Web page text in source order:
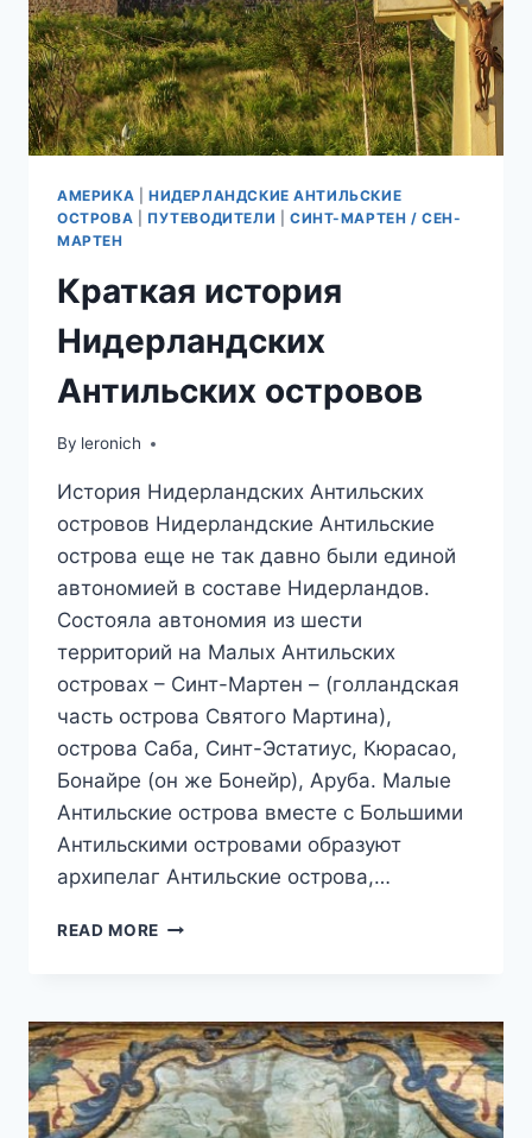
АМЕРИКА
НИДЕРЛАНДСКИЕ АНТИЛЬСКИЕ
ОСТРОВА
ПУТЕВОДИТЕЛИ
СИНТ-МАРТЕН / СЕН-
МАРТЕН
Краткая история
Нидерландских
Антильских островов
By leronich
История Нидерландских Антильских
островов Нидерландские Антильские
острова еще не так давно были единой
автономией в составе Нидерландов.
Состояла автономия из шести
территорий на Малых Антильских
островах – Синт-Мартен – (голландская
часть острова Святого Мартина),
острова Саба, Синт-Эстатиус, Кюрасао,
Бонайре (он же Бонейр), Аруба. Малые
Антильские острова вместе с Большими
Антильскими островами образуют
архипелаг Антильские острова,…
READ MORE КРАТКАЯ
ОСТРОВОВ